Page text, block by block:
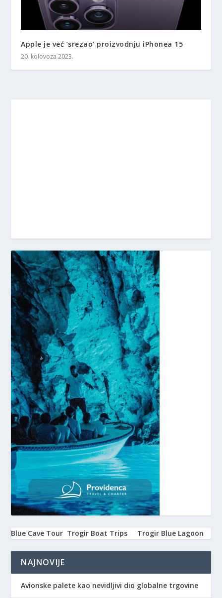
Apple je već ‘srezao’ proizvodnju iPhonea 15
20. kolovoza 2023.
Blue Cave Tour Trogir Boat Trips Trogir Blue Lagoon
NAJNOVIJE
Avionske palete kao nevidljivi dio globalne trgovine